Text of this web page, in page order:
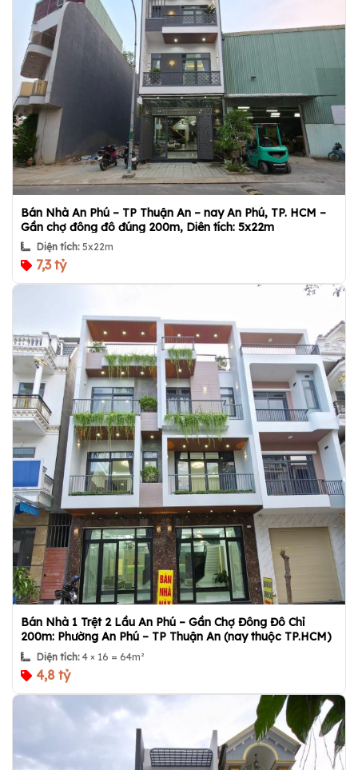
Bán Nhà An Phú – TP Thuận An – nay An Phú, TP. HCM –
Gần chợ đông đô đúng 200m, Diên tích: 5x22m
Diện tích: 5x22m
7,3 tỷ
Bán Nhà 1 Trệt 2 Lầu An Phú – Gần Chợ Đông Đô Chỉ
200m: Phường An Phú – TP Thuận An (nay thuộc TP.HCM)
Diện tích: 4 × 16 = 64m²
4,8 tỷ